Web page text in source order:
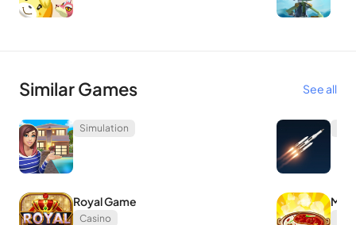
Similar Games See all
Simulation
Royal Game
Casino
My